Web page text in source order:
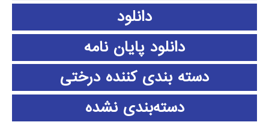
دانلود
دانلود پايان نامه
دسته بندی کننده درختی
دسته‌بندی نشده